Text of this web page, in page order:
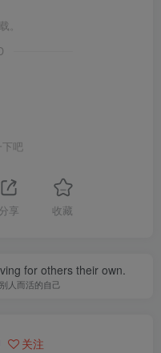
。
下吧
分享 收藏
for others their own.
人而活的自己
关注